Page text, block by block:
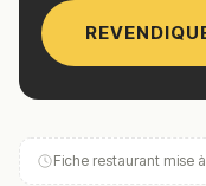
Fiche restaurant mise